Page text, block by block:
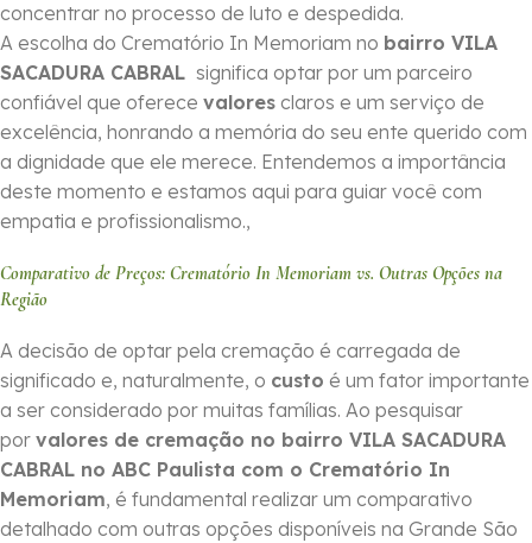
concentrar no processo de luto e despedida.
A escolha do Crematório In Memoriam no bairro VILA
SACADURA CABRAL significa optar por um parceiro
confiável que oferece valores claros e um serviço de
excelência, honrando a memória do seu ente querido com
a dignidade que ele merece. Entendemos a importância
deste momento e estamos aqui para guiar você com
empatia e profissionalismo.,
Comparativo de Preços: Crematório In Memoriam vs. Outras Opções na
Região
A decisão de optar pela cremação é carregada de
significado e, naturalmente, o custo é um fator importante
a ser considerado por muitas famílias. Ao pesquisar
por valores de cremação no bairro VILA SACADURA
CABRAL no ABC Paulista com o Crematório In
Memoriam, é fundamental realizar um comparativo
detalhado com outras opções disponíveis na Grande São